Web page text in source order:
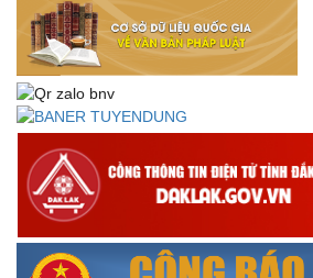
Thông báo về việc đăng tải Bộ câu
thi dân vận khéo năm 2023